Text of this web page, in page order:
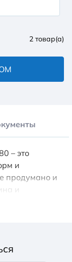
2 товар(а)
– это
и
продумано и
и
и